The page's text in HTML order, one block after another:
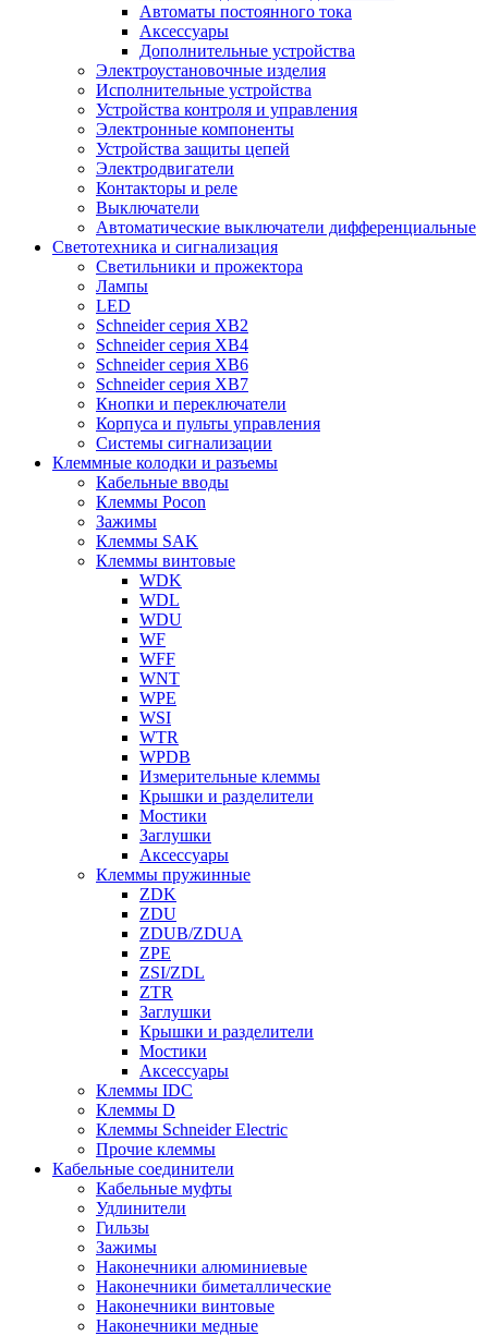
Автоматы постоянного тока
Аксессуары
Дополнительные устройства
Электроустановочные изделия
Исполнительные устройства
Устройства контроля и управления
Электронные компоненты
Устройства защиты цепей
Электродвигатели
Контакторы и реле
Выключатели
Автоматические выключатели дифференциальные
Светотехника и сигнализация
Светильники и прожектора
Лампы
LED
Schneider серия XB2
Schneider серия XB4
Schneider серия XB6
Schneider серия XB7
Кнопки и переключатели
Корпуса и пульты управления
Системы сигнализации
Клеммные колодки и разъемы
Кабельные вводы
Клеммы Pocon
Зажимы
Клеммы SAK
Клеммы винтовые
WDK
WDL
WDU
WF
WFF
WNT
WPE
WSI
WTR
WPDB
Измерительные клеммы
Крышки и разделители
Мостики
Заглушки
Аксессуары
Клеммы пружинные
ZDK
ZDU
ZDUB/ZDUA
ZPE
ZSI/ZDL
ZTR
Заглушки
Крышки и разделители
Мостики
Аксессуары
Клеммы IDC
Клеммы D
Клеммы Schneider Electric
Прочие клеммы
Кабельные соединители
Кабельные муфты
Удлинители
Гильзы
Зажимы
Наконечники алюминиевые
Наконечники биметаллические
Наконечники винтовые
Наконечники медные